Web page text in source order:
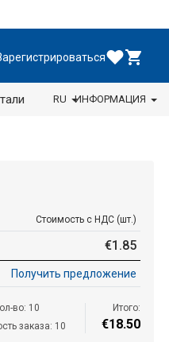
RU ИНФОРМАЦИЯ
Стоимость с НДС (шт.)
€1 .85
Получить предложение
во: 10
заказа: 10
Итого:
€18.50